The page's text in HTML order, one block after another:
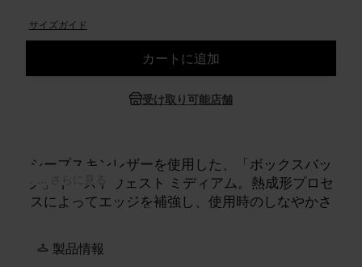
サイズガイド
カートに追加
受け取り可能店舗
シープスキンレザーを使用した、「ボックスバッ
グ」イーストウェスト ミディアム。熱成形プロセ
スによってエッジを補強し、使用時のしなやかさ
幅広のレザーストラップが快適な肩掛けを可能に
し、トップにはレザーのタッセルプル付きジップ
製品情報